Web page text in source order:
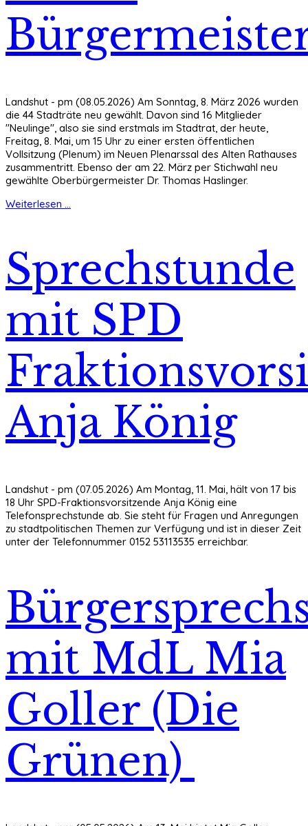
Landshut - pm (08.05.2026) Am Sonntag, 8. März 2026 wurden
die 44 Stadträte neu gewählt. Davon sind 16 Mitglieder
"Neulinge", also sie sind erstmals im Stadtrat, der heute,
Freitag, 8. Mai, um 15 Uhr zu einer ersten öffentlichen
Vollsitzung (Plenum) im Neuen Plenarssal des Alten Rathauses
zusammentritt. Ebenso der am 22. März per Stichwahl neu
gewählte Oberbürgermeister Dr. Thomas Haslinger.
Weiterlesen ...
Sprechstunde
mit SPD
Anja König
Landshut - pm (07.05.2026) Am Montag, 11. Mai, hält von 17 bis
18 Uhr SPD-Fraktionsvorsitzende Anja König eine
Telefonsprechstunde ab. Sie steht für Fragen und Anregungen
zu stadtpolitischen Themen zur Verfügung und ist in dieser Zeit
unter der Telefonnummer 0152 53113535 erreichbar.
mit MdL Mia
Goller (Die
Grünen)